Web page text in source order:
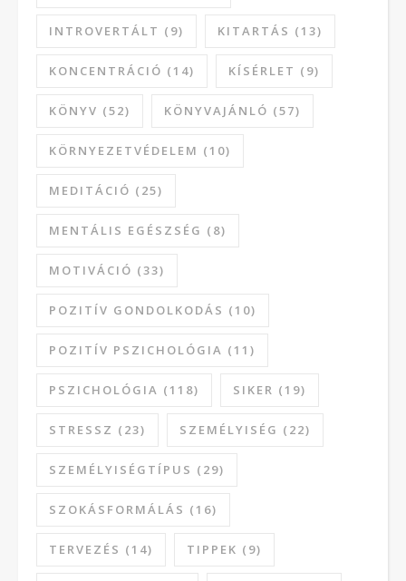
INTROVERTÁLT (9) KITARTÁS (13)
KONCENTRÁCIÓ (14) KÍSÉRLET (9)
KÖNYV (52) KÖNYVAJÁNLÓ (57)
KÖRNYEZETVÉDELEM (10)
MEDITÁCIÓ (25)
MENTÁLIS EGÉSZSÉG (8)
MOTIVÁCIÓ (33)
POZITÍV GONDOLKODÁS (10)
POZITÍV PSZICHOLÓGIA (11)
PSZICHOLÓGIA (118) SIKER (19)
STRESSZ (23) SZEMÉLYISÉG (22)
SZEMÉLYISÉGTÍPUS (29)
SZOKÁSFORMÁLÁS (16)
TERVEZÉS (14) TIPPEK (9)